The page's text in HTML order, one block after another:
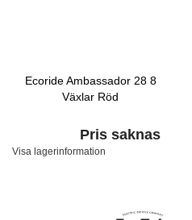
Ecoride Ambassador 28 8
Växlar Röd
Pris saknas
Visa lagerinformation